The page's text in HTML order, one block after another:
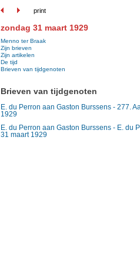
print
zondag 31 maart 1929
Menno ter Braak
Zijn brieven
Zijn artikelen
De tijd
Brieven van tijdgenoten
Brieven van tijdgenoten
E. du Perron aan Gaston Burssens - 277.
1929
E. du Perron aan Gaston Burssens - E. du
31 maart 1929